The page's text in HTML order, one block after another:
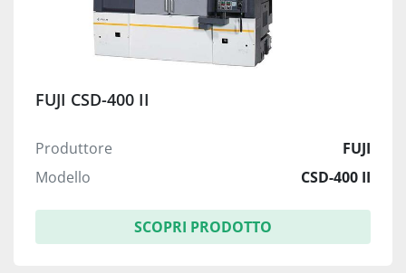
FUJI CSD-400 II
Produttore
FUJI
Modello
CSD-400 II
SCOPRI PRODOTTO